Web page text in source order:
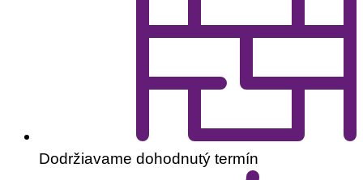
Dodržiavame dohodnutý termín